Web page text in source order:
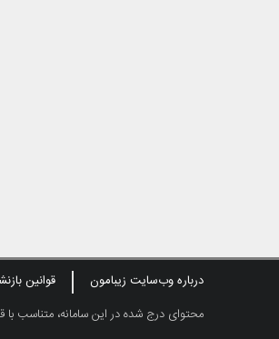
درباره وب‌سایت زیبامون
قوانین
محتوای درج شده در این سامانه، متناسب